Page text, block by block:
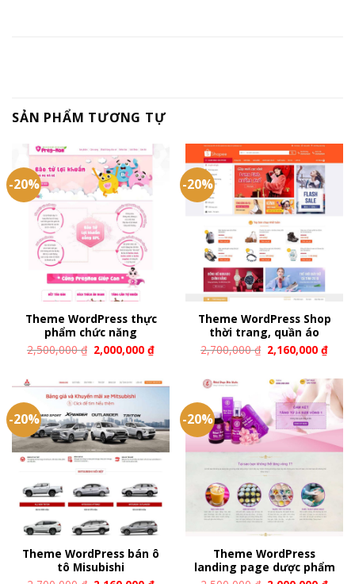
SẢN PHẨM TƯƠNG TỰ
-20%
Theme WordPress thực
phẩm chức năng
2,500,000₫ 2,000,000₫
-20%
Theme WordPress Shop
thời trang, quần áo
2,700,000₫ 2,160,000₫
-20%
Theme WordPress bán ô
tô Misubishi
-20%
Theme WordPress
landing page dược phẩm